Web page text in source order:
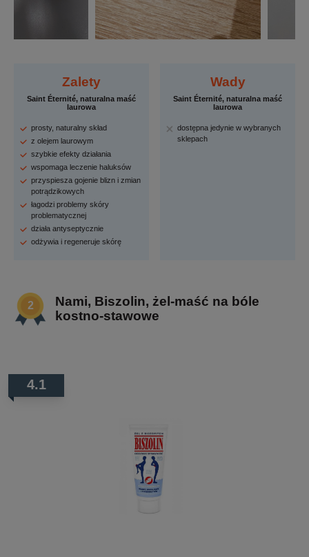
Zalety
Saint Éternité, naturalna maść
laurowa
prosty, naturalny skład
z olejem laurowym
szybkie efekty działania
wspomaga leczenie haluksów
przyspiesza gojenie blizn i zmian
potrądzikowych
łagodzi problemy skóry
problematycznej
działa antyseptycznie
odżywia i regeneruje skórę
Wady
Saint Éternité, naturalna maść
laurowa
dostępna jedynie w wybranych
sklepach
Nami, Biszolin, żel-maść na bóle
kostno-stawowe
4.1